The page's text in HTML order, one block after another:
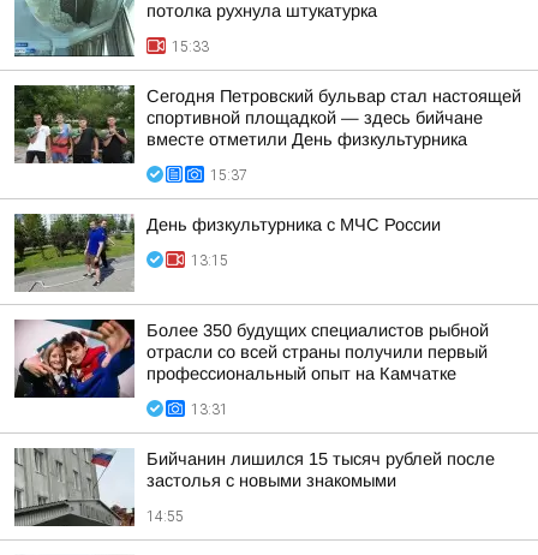
потолка рухнула штукатурка
15:33
Сегодня Петровский бульвар стал настоящей
спортивной площадкой — здесь бийчане
вместе отметили День физкультурника
15:37
День физкультурника с МЧС России
13:15
Более 350 будущих специалистов рыбной
отрасли со всей страны получили первый
профессиональный опыт на Камчатке
13:31
Бийчанин лишился 15 тысяч рублей после
застолья с новыми знакомыми
14:55